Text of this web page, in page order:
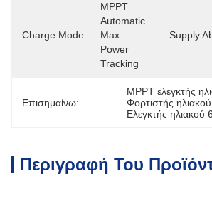
Charge Mode:
MPPT
Automatic
Max
Power
Tracking
Supply
Επισημαίνω:
MPPT ελεγκτής
Φορτιστής
Ελεγκτής ηλιακού
Περιγραφή Του